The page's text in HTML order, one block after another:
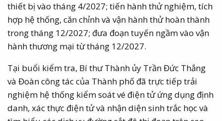
thiết bị vào tháng 4/2027; tiến hành thử nghiệm, tích
hợp hệ thống, căn chỉnh và vận hành thử hoàn thành
trong tháng 12/2027; đưa đoạn tuyến ngầm vào vận
hành thương mại từ tháng 12/2027.
Tại buổi kiểm tra, Bí thư Thành ủy Trần Đức Thắng
và Đoàn công tác của Thành phố đã trực tiếp trải
nghiệm hệ thống kiểm soát vé điện tử ứng dụng định
danh, xác thực điện tử và nhận diện sinh trắc học và